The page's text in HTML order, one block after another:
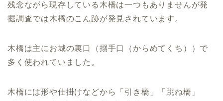
残念ながら現存している木橋は一つもありませんが発
掘調査では木橋のこん跡が発見されています。
木橋は主にお城の裏口（搦手口（からめてくち））で
多く使われていました。
木橋には形や仕掛けなどから「引き橋」「跳ね橋」